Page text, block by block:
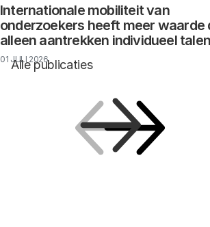
Alle publicaties
Internationale mobiliteit van
onderzoekers heeft meer waarde
alleen aantrekken individueel
01 JULI 2026